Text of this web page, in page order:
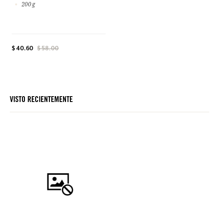
200 g
$ 40.60 $ 58.00
VISTO RECIENTEMENTE